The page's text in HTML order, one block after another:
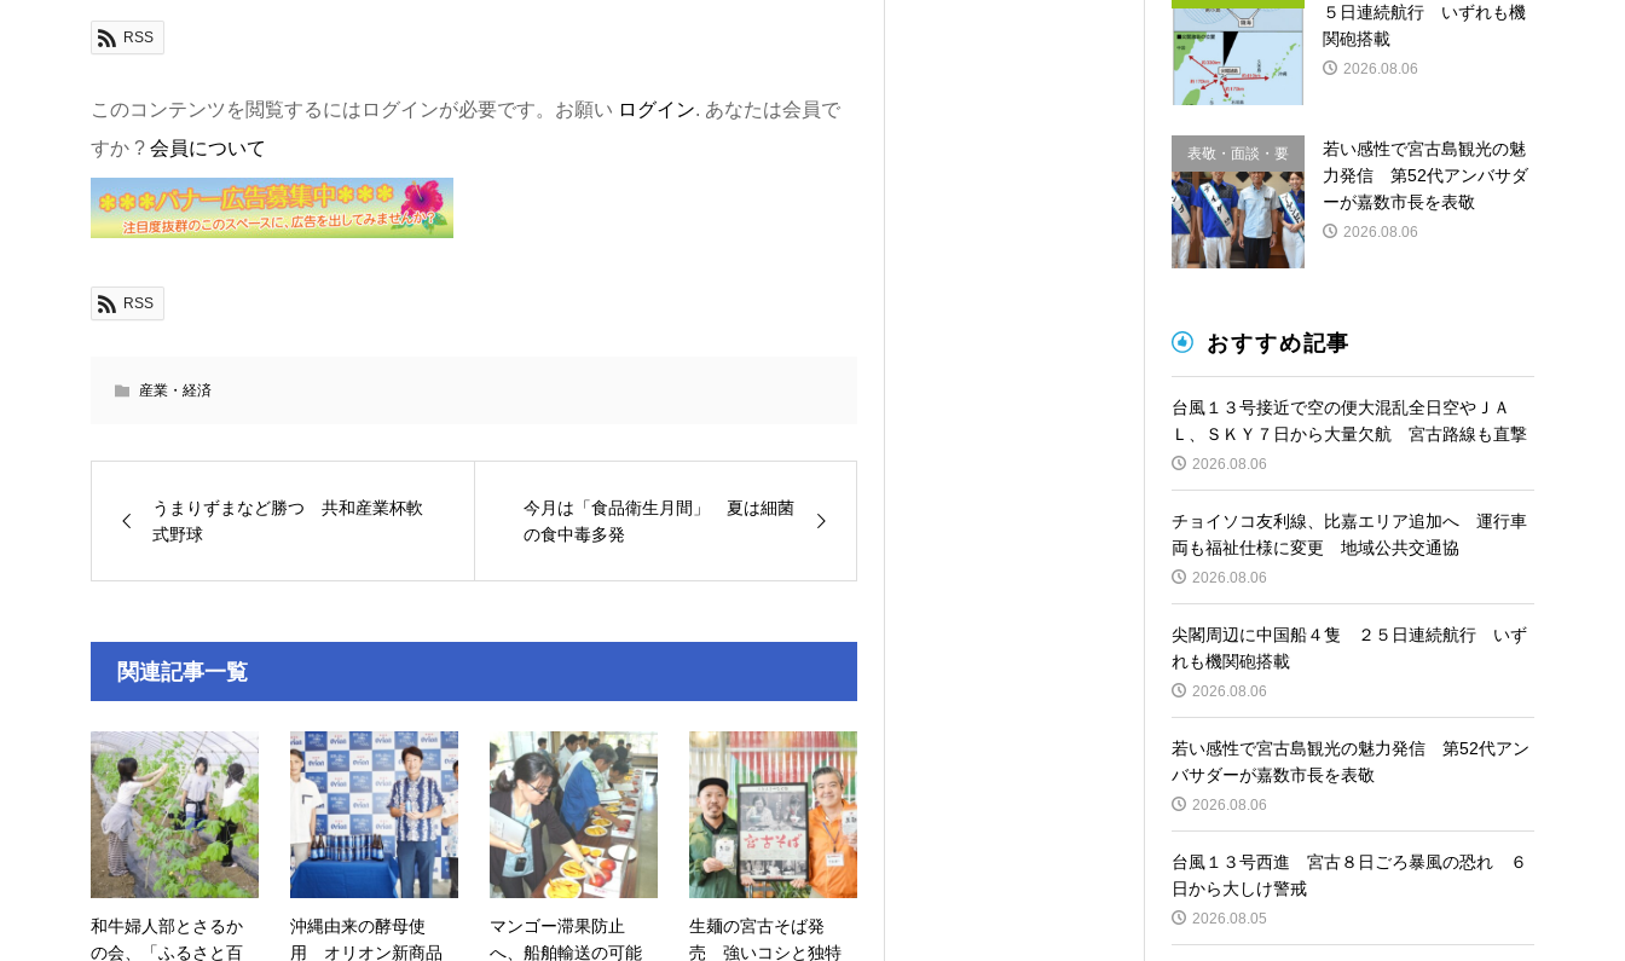
RSS
このコンテンツを閲覧するにはログインが必要です。お願い ログイン. あなたは会員で
すか ? 会員について
RSS
産業・経済
うまりずまなど勝つ 共和産業杯軟
式野球
今月は「食品衛生月間」 夏は細菌
の食中毒多発
関連記事一覧
和牛婦人部とさるか
の会、「ふるさと百
沖縄由来の酵母使
用 オリオン新商品
マンゴー滞果防止
へ、船舶輸送の可能
生麺の宮古そば発
売 強いコシと独特
５日連続航行 いずれも機
関砲搭載
2026.08.06
表敬・面談・要
請
若い感性で宮古島観光の魅
力発信 第52代アンバサダ
ーが嘉数市長を表敬
2026.08.06
おすすめ記事
台風１３号接近で空の便大混乱全日空やＪＡ
Ｌ、ＳＫＹ７日から大量欠航 宮古路線も直撃
2026.08.06
チョイソコ友利線、比嘉エリア追加へ 運行車
両も福祉仕様に変更 地域公共交通協
2026.08.06
尖閣周辺に中国船４隻 ２５日連続航行 いず
れも機関砲搭載
2026.08.06
若い感性で宮古島観光の魅力発信 第52代アン
バサダーが嘉数市長を表敬
2026.08.06
台風１３号西進 宮古８日ごろ暴風の恐れ ６
日から大しけ警戒
2026.08.05